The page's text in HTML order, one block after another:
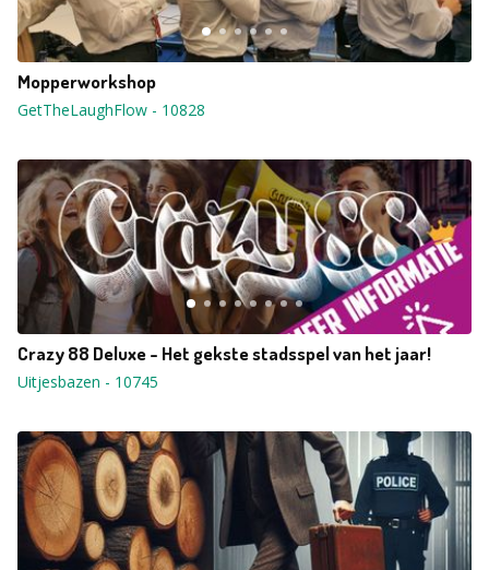
Mopperworkshop
GetTheLaughFlow - 10828
Crazy 88 Deluxe - Het gekste stadsspel van het jaar!
Uitjesbazen - 10745